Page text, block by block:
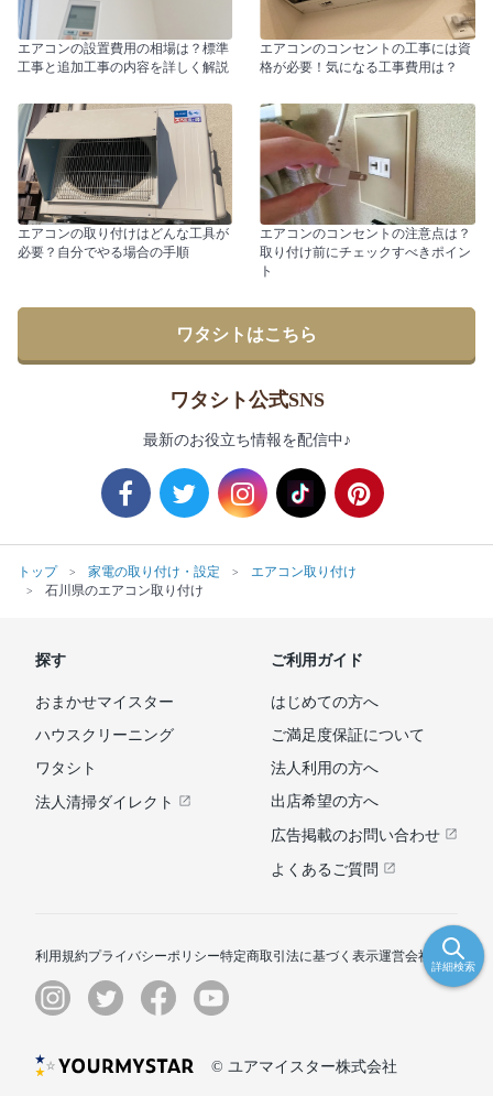
エアコンの設置費用の相場は？標準
工事と追加工事の内容を詳しく解説
エアコンのコンセントの工事には資
格が必要！気になる工事費用は？
エアコンの取り付けはどんな工具が
必要？自分でやる場合の手順
エアコンのコンセントの注意点は？
取り付け前にチェックすべきポイン
ト
ワタシトはこちら
ワタシト公式SNS
最新のお役立ち情報を配信中♪
トップ 家電の取り付け・設定
エアコン取り付け
石川県のエアコン取り付け
詳細検索
探す
おまかせマイスター
ハウスクリーニング
ワタシト
法人清掃ダイレクト
ご利用ガイド
はじめての方へ
ご満足度保証について
法人利用の方へ
出店希望の方へ
広告掲載のお問い合わせ
よくあるご質問
利用規約プライバシーポリシー特定商取引法に基づく表示運営会社
© ユアマイスター株式会社